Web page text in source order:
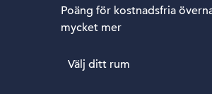
Poäng för kostnadsfria
mycket mer
Välj ditt rum